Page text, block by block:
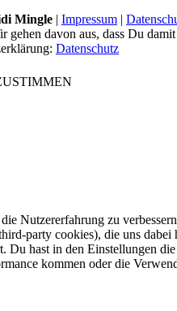
Mingle | Impressum |
gehen davon aus, dass Du
Datenschutz
Nutzererfahrung zu
party cookies), die uns
Du hast in den Einstellungen
kommen oder die